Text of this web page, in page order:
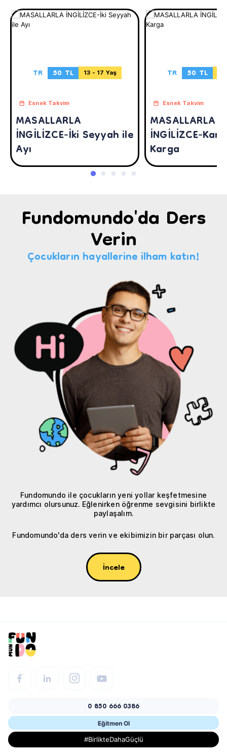
TR 50 TL 13 - 17 Yaş
Esnek Takvim
MASALLARLA
İNGİLİZCE-İki Seyyah ile
Ayı
TR 50 TL
Esnek Takvim
MASALLARLA
İNGİLİZCE-
Karga
Fundomundo'da Ders
Verin
Çocukların hayallerine ilham katın!
Fundomundo ile çocukların yeni yollar keşfetmesine
yardımcı olursunuz. Eğlenirken öğrenme sevgisini birlikte
paylaşalım.
Fundomundo'da ders verin ve ekibimizin bir parçası olun.
İncele
0 850 666 0386
Eğitmen Ol
#BirlikteDahaGüçlü